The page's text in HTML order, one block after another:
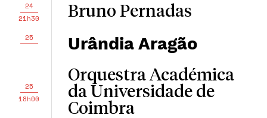
24
21h30
Bruno Pernadas
25 Urândia Aragão
25
18h00
Orquestra Académica
da Universidade de
Coimbra